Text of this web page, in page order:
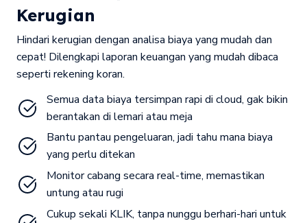
Kerugian
Hindari kerugian dengan analisa biaya yang mudah dan
cepat! Dilengkapi laporan keuangan yang mudah dibaca
seperti rekening koran.
Semua data biaya tersimpan rapi di cloud, gak bikin
berantakan di lemari atau meja
Bantu pantau pengeluaran, jadi tahu mana biaya
yang perlu ditekan
Monitor cabang secara real-time, memastikan
untung atau rugi
Cukup sekali KLIK, tanpa nunggu berhari-hari untuk